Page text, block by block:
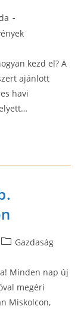
kezd el? A
ajánlott
havi
PostGazdaság
Minden nap új
megéri
Miskolcon,